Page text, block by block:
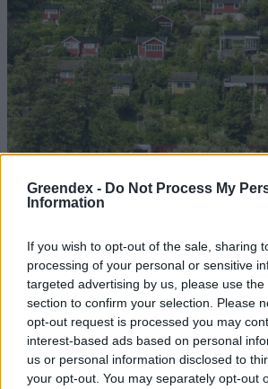
Greendex - Do Not Process My
Information
If you wish to opt-out of the sale, sharing
processing of your personal or sensitive
targeted advertising by us, please use
section to confirm your selection. Please
opt-out request is processed you may
interest-based ads based on personal
us or personal information disclosed to
your opt-out. You may separately opt-out
Szöllősi Gáborral, a Gardenfutura
Történelmi aszály
Britanniát is